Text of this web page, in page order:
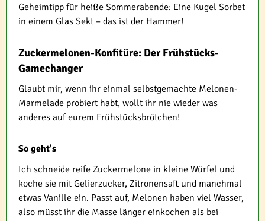
Geheimtipp für heiße Sommerabende: Eine Kugel Sorbet
in einem Glas Sekt – das ist der Hammer!
Zuckermelonen-Konfitüre: Der Frühstücks-
Gamechanger
Glaubt mir, wenn ihr einmal selbstgemachte Melonen-
Marmelade probiert habt, wollt ihr nie wieder was
anderes auf eurem Frühstücksbrötchen!
So geht's
Ich schneide reife Zuckermelone in kleine Würfel und
koche sie mit Gelierzucker, Zitronensaft und manchmal
etwas Vanille ein. Passt auf, Melonen haben viel Wasser,
also müsst ihr die Masse länger einkochen als bei